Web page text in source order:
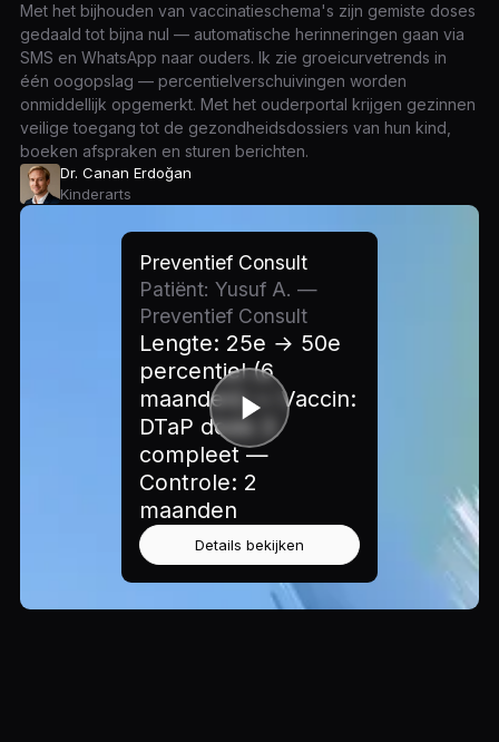
Met het bijhouden van vaccinatieschema's zijn gemiste doses
gedaald tot bijna nul — automatische herinneringen gaan via
SMS en WhatsApp naar ouders. Ik zie groeicurvetrends in
één oogopslag — percentielverschuivingen worden
onmiddellijk opgemerkt. Met het ouderportal krijgen gezinnen
veilige toegang tot de gezondheidsdossiers van hun kind,
boeken afspraken en sturen berichten.
Dr. Canan Erdoğan
Kinderarts
Preventief Consult
Patiënt: Yusuf A. —
Preventief Consult
Lengte: 25e → 50e
percentiel (6
maanden) — Vaccin:
DTaP dosis 3
compleet —
Controle: 2
maanden
Details bekijken